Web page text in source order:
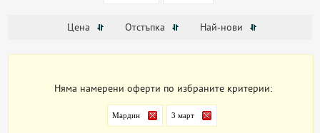
Цена Отстъпка Най-нови
Няма намерени оферти по избраните критерии:
Мардин 3 март